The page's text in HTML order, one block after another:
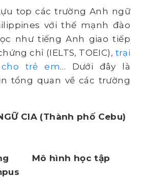
top các trường Anh ngữ
với thế mạnh đào
như tiếng Anh giao tiếp
chỉ (IELTS, TOEIC), trại
trẻ em… Dưới đây là
tổng quan về các trường
CIA (Thành phố Cebu)
Mô hình học tập